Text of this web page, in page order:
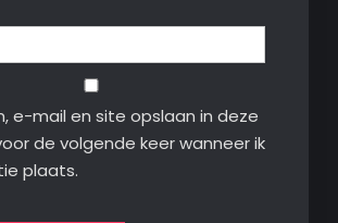
e-mail en site opslaan in deze
de volgende keer wanneer ik
plaats.